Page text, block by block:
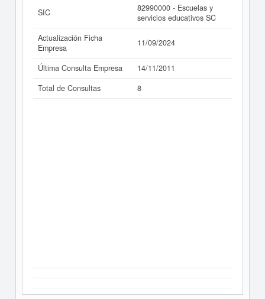
SIC
82990000 - Escuelas y
servicios educativos SC
Actualización Ficha
Empresa
11/09/2024
Última Consulta Empresa
14/11/2011
Total de Consultas
8